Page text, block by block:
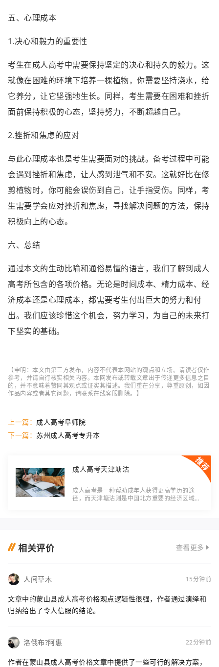
五、心理成本
1.决心和毅力的重要性
考生在成人高考中需要保持坚定的决心和持久的毅力。这
就像在困难的环境下培养一棵植物，你需要坚持浇水，给
它养分，让它坚强地生长。同样，考生需要在困难和挫折
面前保持积极的心态，坚持努力，不断超越自己。
2.挫折和焦虑的应对
与此心理成本也是考生需要面对的挑战。备考过程中可能
会遇到挫折和焦虑，让人感到泄气和不安。这就好比在修
剪植物时，你可能会误伤到自己，让手指受伤。同样，考
生需要学会应对挫折和焦虑，寻找解决问题的方法，保持
积极向上的心态。
六、总结
通过本文的生动比喻和通俗易懂的语言，我们了解到成人
高考所包含的各项价格。无论是时间成本、精力成本、经
济成本还是心理成本，都需要考生付出巨大的努力和付
出。我们应该珍惜这个机会，努力学习，为自己的未来打
下坚实的基础。
【申明：本文由第三方发布，内容不代表本网站的观点和立场。请读者仅作
参考，并请自行核实相关内容。本网发布或转载文章出于传递更多信息之目
的，并不意味着赞同其观点或证实其描述。我们重在分享，尊重原创，如因
作品内容或者其它问题，请联系在线客服删除。】
上一篇： 成人高考阜师院
下一篇： 苏州成人高考专升本
成人高考天津塘沽
成人高考是一种帮助成年人获得更高学历的途
径，而天津塘沽则是中国北方重要的经济区域之
相关评价 查看更多
人间草木 15分钟前
文章中的蒙山县成人高考价格观点逻辑性很强，作者通过演绎和
归纳给出了令人信服的结论。
洛俄布?阿惠 22分钟前
作者在蒙山县成人高考价格文章中提供了一些可行的解决方案，